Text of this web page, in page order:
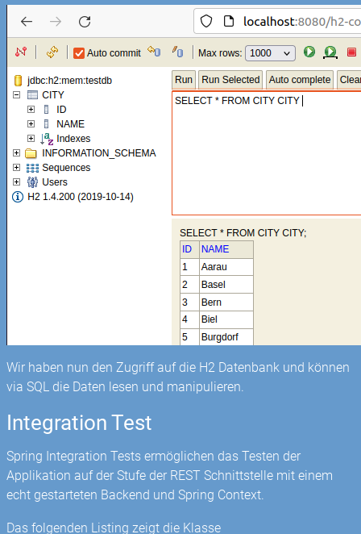
Wir haben nun den Zugriff auf die H2 Datenbank und können
via SQL die Daten lesen und manipulieren.
Integration Test
Spring Integration Tests ermöglichen das Testen der
Applikation auf der Stufe der REST Schnittstelle mit einem
echt gestarteten Backend und Spring Context.
Das folgenden Listing zeigt die Klasse